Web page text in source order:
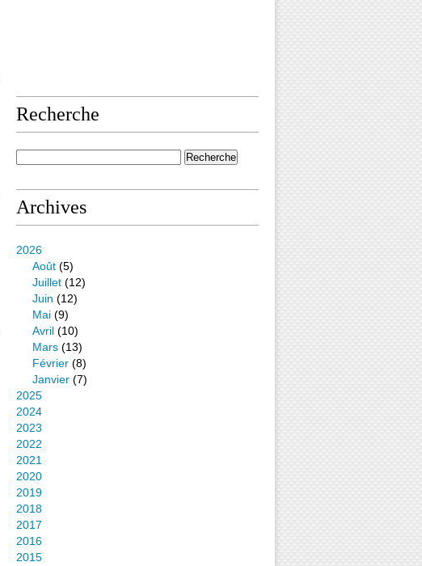
Recherche
Archives
2026
Août (5)
Juillet (12)
Juin (12)
Mai (9)
Avril (10)
Mars (13)
Février (8)
Janvier (7)
2025
2024
2023
2022
2021
2020
2019
2018
2017
2016
2015